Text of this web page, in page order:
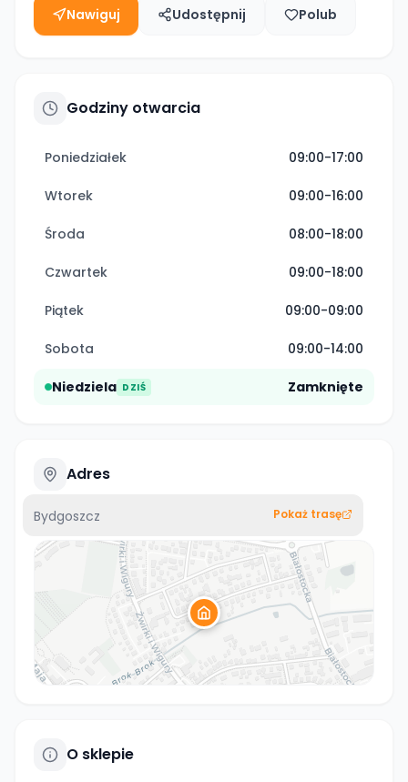
Nawiguj Udostępnij Polub
Godziny otwarcia
Poniedziałek 09:00-17:00
Wtorek 09:00-16:00
Środa 08:00-18:00
Czwartek 09:00-18:00
Piątek 09:00-09:00
Sobota 09:00-14:00
Niedziela DZIŚ Zamknięte
Adres
Bydgoszcz Pokaż trasę
O sklepie